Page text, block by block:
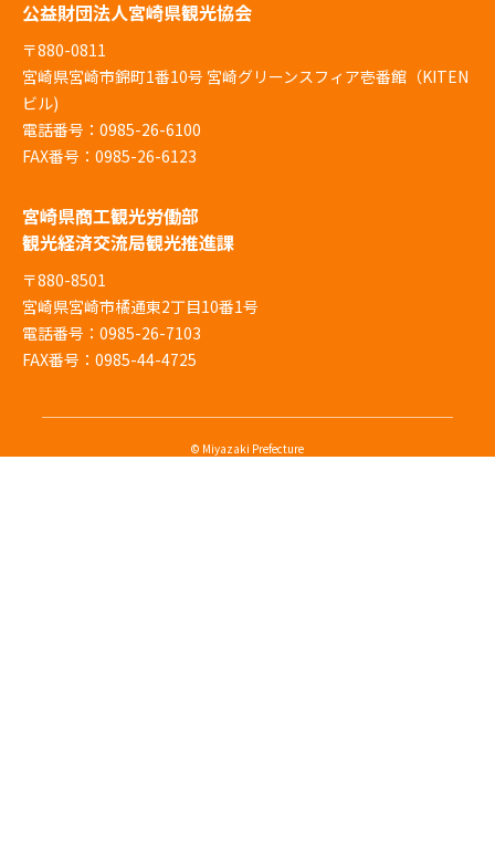
公益財団法人宮崎県観光協会
〒880-0811
宮崎県宮崎市錦町1番10号 宮崎グリーンスフィア壱番館（KITEN
ビル)
電話番号：0985-26-6100
FAX番号：0985-26-6123
宮崎県商工観光労働部
観光経済交流局観光推進課
〒880-8501
宮崎県宮崎市橘通東2丁目10番1号
電話番号：0985-26-7103
FAX番号：0985-44-4725
© Miyazaki Prefecture